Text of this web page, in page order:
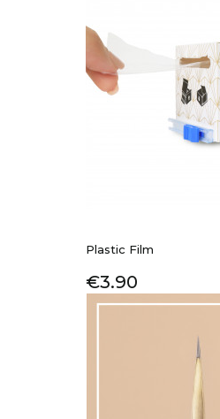
Plastic Film
Price
€3.90